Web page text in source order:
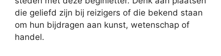
die geliefd zijn bij reizigers of die bekend staan
om hun bijdragen aan kunst, wetenschap of
handel.